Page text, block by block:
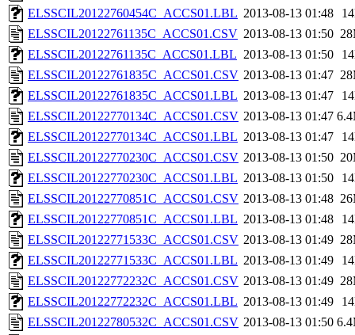
ELSSCIL20122760454C_ACCS01.LBL 2013-08-13 01:48
ELSSCIL20122761135C_ACCS01.CSV 2013-08-13 01:50
ELSSCIL20122761135C_ACCS01.LBL 2013-08-13 01:50
ELSSCIL20122761835C_ACCS01.CSV 2013-08-13 01:47
ELSSCIL20122761835C_ACCS01.LBL 2013-08-13 01:47
ELSSCIL20122770134C_ACCS01.CSV 2013-08-13 01:47
ELSSCIL20122770134C_ACCS01.LBL 2013-08-13 01:47
ELSSCIL20122770230C_ACCS01.CSV 2013-08-13 01:50
ELSSCIL20122770230C_ACCS01.LBL 2013-08-13 01:50
ELSSCIL20122770851C_ACCS01.CSV 2013-08-13 01:48
ELSSCIL20122770851C_ACCS01.LBL 2013-08-13 01:48
ELSSCIL20122771533C_ACCS01.CSV 2013-08-13 01:49
ELSSCIL20122771533C_ACCS01.LBL 2013-08-13 01:49
ELSSCIL20122772232C_ACCS01.CSV 2013-08-13 01:49
ELSSCIL20122772232C_ACCS01.LBL 2013-08-13 01:49
ELSSCIL20122780532C_ACCS01.CSV 2013-08-13 01:50